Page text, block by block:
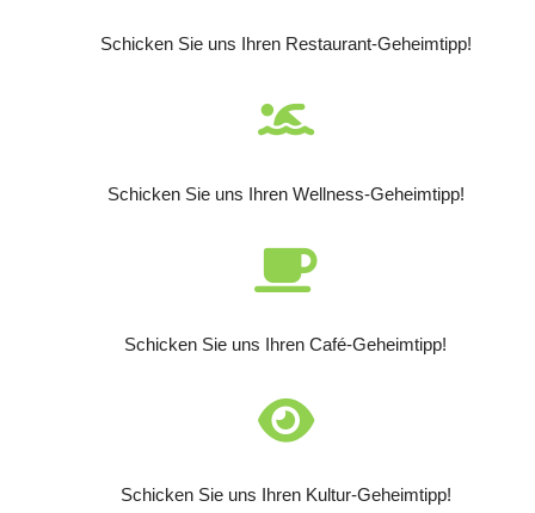
Schicken Sie uns Ihren Restaurant-Geheimtipp!
Schicken Sie uns Ihren Wellness-Geheimtipp!
Schicken Sie uns Ihren Café-Geheimtipp!
Schicken Sie uns Ihren Kultur-Geheimtipp!